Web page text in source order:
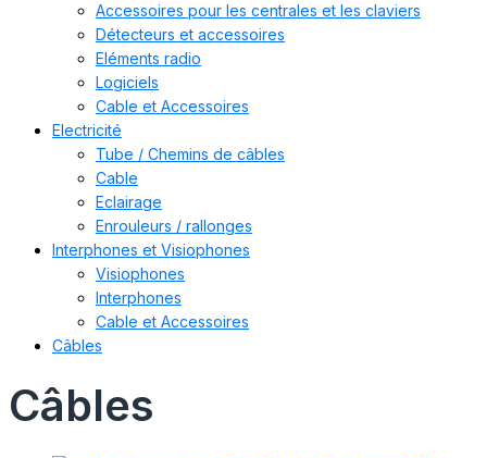
Accessoires pour les centrales et les claviers
Détecteurs et accessoires
Eléments radio
Logiciels
Cable et Accessoires
Electricité
Tube / Chemins de câbles
Cable
Eclairage
Enrouleurs / rallonges
Interphones et Visiophones
Visiophones
Interphones
Cable et Accessoires
Câbles
Câbles